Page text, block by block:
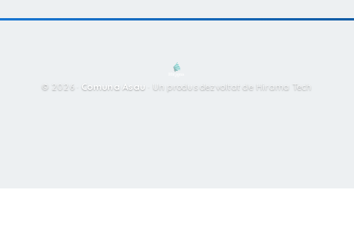
© 2026 · Comuna Asau Un produs dezvoltat de Hirama Tech